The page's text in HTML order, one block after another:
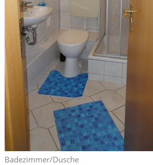
Badezimmer/Dusche